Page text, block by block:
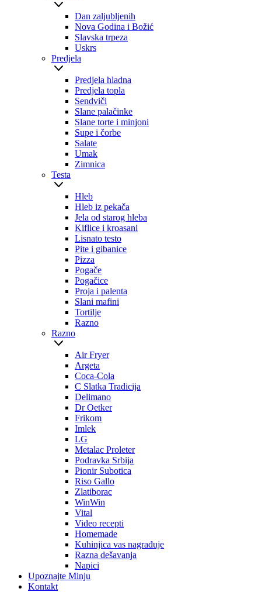
Dan zaljubljenih
Nova Godina i Božić
Slavska trpeza
Uskrs
Predjela
Predjela hladna
Predjela topla
Sendviči
Slane palačinke
Slane torte i minjoni
Supe i čorbe
Salate
Umak
Zimnica
Testa
Hleb
Hleb iz pekača
Jela od starog hleba
Kiflice i kroasani
Lisnato testo
Pite i gibanice
Pizza
Pogače
Pogačice
Proja i palenta
Slani mafini
Tortilje
Razno
Razno
Air Fryer
Argeta
Coca-Cola
C Slatka Tradicija
Delimano
Dr Oetker
Frikom
Imlek
LG
Metalac Proleter
Podravka Srbija
Pionir Subotica
Riso Gallo
Zlatiborac
WinWin
Vital
Video recepti
Homemade
Kuhinjica vas nagrađuje
Razna dešavanja
Napici
Upoznajte Minju
Kontakt